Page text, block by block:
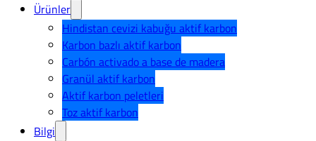
Ürünler
Hindistan cevizi kabuğu aktif karbon
Karbon bazlı aktif karbon
Carbón activado a base de madera
Granül aktif karbon
Aktif karbon peletleri
Toz aktif karbon
Bilgi